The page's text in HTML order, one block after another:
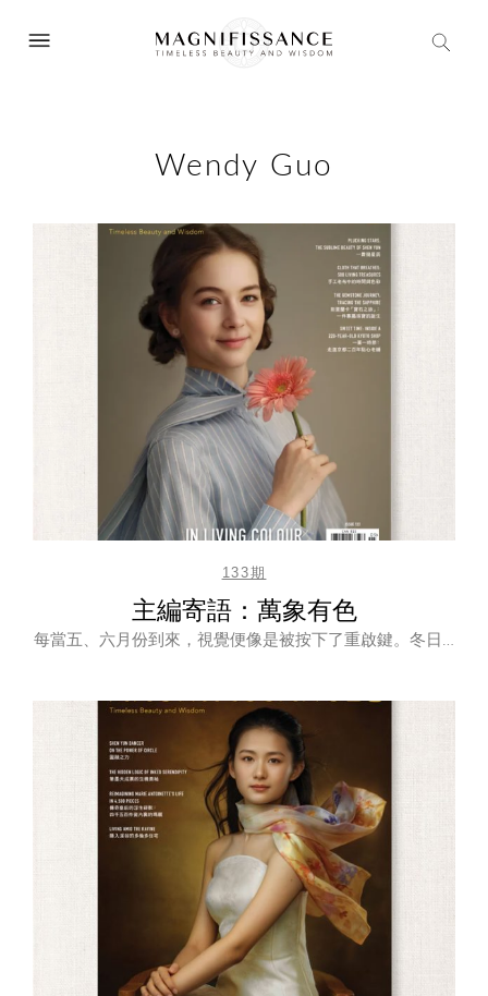
Wendy Guo
133期
主編寄語：萬象有色
每當五、六月份到來，視覺便像是被按下了重啟鍵。冬日…